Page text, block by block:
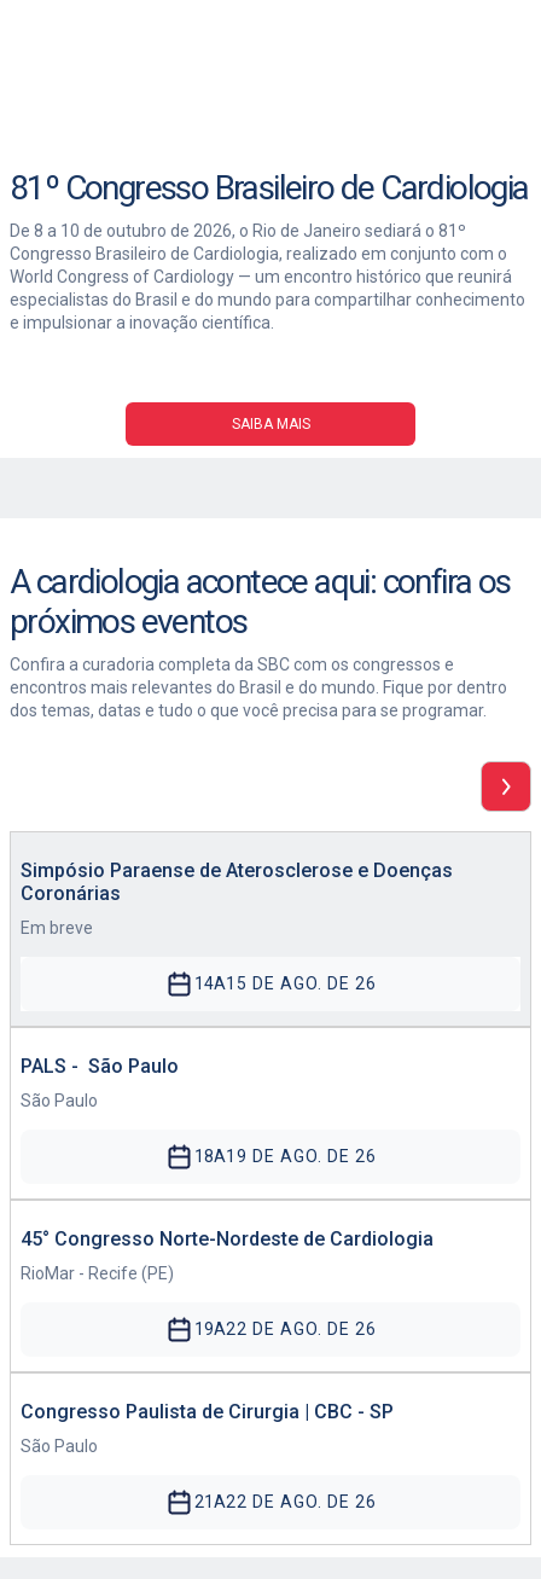
81º Congresso Brasileiro de Cardiologia
De 8 a 10 de outubro de 2026, o Rio de Janeiro sediará o 81º
Congresso Brasileiro de Cardiologia, realizado em conjunto com o
World Congress of Cardiology — um encontro histórico que reunirá
especialistas do Brasil e do mundo para compartilhar conhecimento
e impulsionar a inovação científica.
SAIBA MAIS
A cardiologia acontece aqui: confira os
próximos eventos
Confira a curadoria completa da SBC com os congressos e
encontros mais relevantes do Brasil e do mundo. Fique por dentro
dos temas, datas e tudo o que você precisa para se programar.
Simpósio Paraense de Aterosclerose e Doenças
Coronárias
Em breve
14A15 DE AGO. DE 26
PALS - São Paulo
São Paulo
18A19 DE AGO. DE 26
45° Congresso Norte-Nordeste de Cardiologia
RioMar - Recife (PE)
19A22 DE AGO. DE 26
Congresso Paulista de Cirurgia | CBC - SP
São Paulo
21A22 DE AGO. DE 26